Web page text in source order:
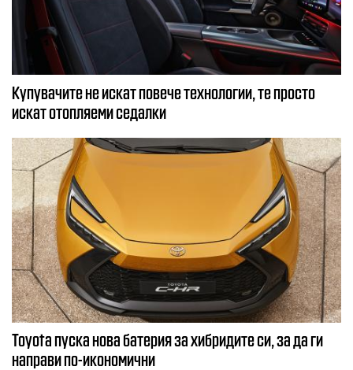
Купувачите не искат повече технологии, те просто
искат отопляеми седалки
Toyota пуска нова батерия за хибридите си, за да ги
направи по-икономични